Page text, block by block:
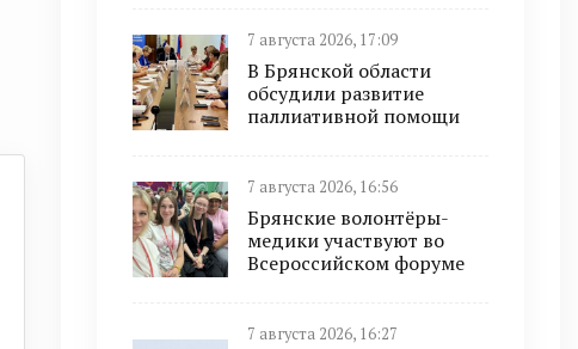
7 августа 2026, 17:09
В Брянской области
обсудили развитие
паллиативной помощи
7 августа 2026, 16:56
Брянские волонтёры-
медики участвуют во
Всероссийском форуме
7 августа 2026, 16:27